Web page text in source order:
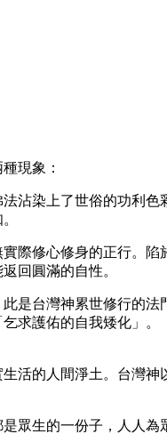
現象：
沾染上了世俗的功利
際修心修身的正行。
回圓滿的自性。
是台灣神累世修行的
求護佑的自我矮化」。
活的人間淨土。台灣
眾生的一份子，人人為